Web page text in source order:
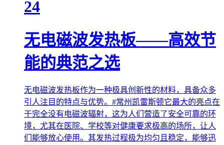
24
无电磁波发热板——高效节
能的典范之选
无电磁波发热板作为一种极具创新性的材料，具备众多
引人注目的特点与优势。#常州凯雷斯顿它最大的亮点在
于完全没有电磁波辐射，这为人们营造了安全可靠的环
境，尤其在医院、学校等对健康要求极高的场所，让人
们能够放心使用。其发热过程极为均匀且稳定，能够迅